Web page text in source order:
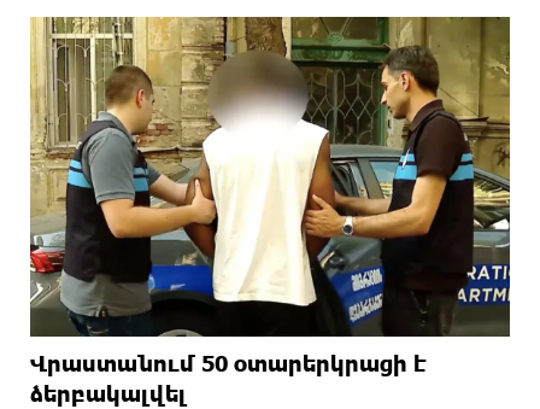
Վրաստանում 50 օտարերկրացի է
ձերբակալվել